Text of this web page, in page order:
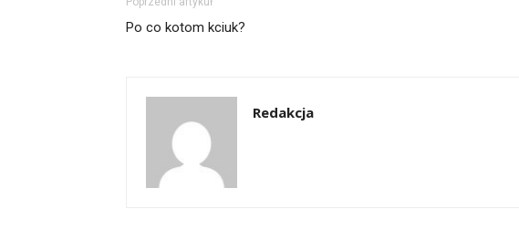
Po co kotom kciuk?
Redakcja